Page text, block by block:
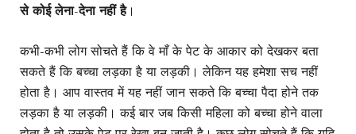
से कोई लेना-देना नहीं है।
कभी-कभी लोग सोचते हैं कि वे माँ के पेट के आकार को देखकर बता
सकते हैं कि बच्चा लड़का है या लड़की। लेकिन यह हमेशा सच नहीं
होता है। आप वास्तव में यह नहीं जान सकते कि बच्चा पैदा होने तक
लड़का है या लड़की। कई बार जब किसी महिला को बच्चा होने वाला